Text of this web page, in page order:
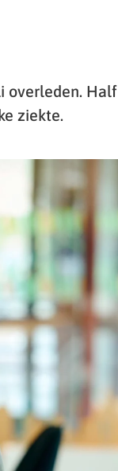
overleden. Half
ziekte.